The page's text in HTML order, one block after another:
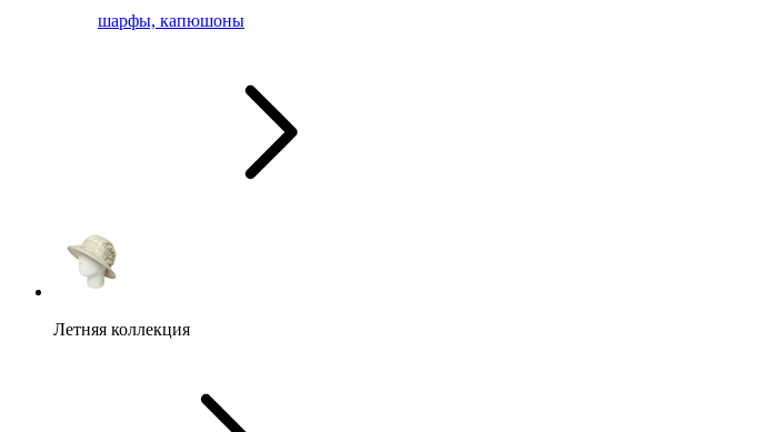
шарфы, капюшоны
Летняя коллекция